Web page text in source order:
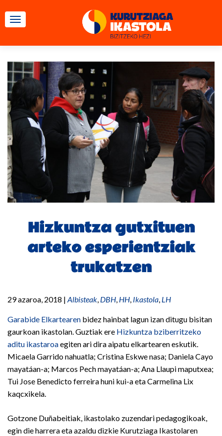
TOGGLE NAVIGATION
Hizkuntza gutxituen
arteko esperientziak
trukatzen
29 azaroa, 2018 | Albisteak, DBH, HH, Ikastola, LH
Garabide Elkartearen bidez hainbat lagun izan ditugu bisitan
gaurkoan ikastolan. Guztiak ere Hizkuntza bziberritzeko
aditu ikastaroaegiten ari dira aipatu elkartearen eskutik.
Micaela Garrido nahuatla; Cristina Eskwe nasa; Daniela Cayo
mayatáan-a; Marcos Pech mayatáan-a; Ana Llaupi maputxea;
Tui Jose Benedicto ferreira huni kui-a eta Carmelina Lix
kaqcxikela.
Gotzone Duñabeitiak, ikastolako zuzendari pedagogikoak,
egin die harrera eta azaldu dizkie Kurutziaga Ikastolaren